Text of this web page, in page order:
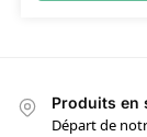
Produits en
Départ de